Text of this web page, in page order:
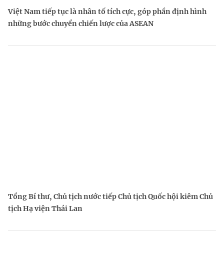
Việt Nam tiếp tục là nhân tố tích cực, góp phần định hình
những bước chuyển chiến lược của ASEAN
Tổng Bí thư, Chủ tịch nước tiếp Chủ tịch Quốc hội kiêm Chủ
tịch Hạ viện Thái Lan